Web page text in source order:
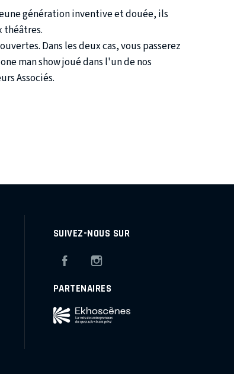
génération inventive et douée, ils
théâtres.
Dans les deux cas, vous passerez
man show joué dans l'un de nos
Associés.
SUIVEZ-NOUS SUR
Facebook
PARTENAIRES